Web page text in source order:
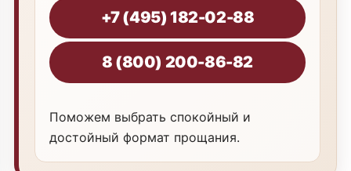
+7 (495) 182-02-88
8 (800) 200-86-82
Поможем выбрать спокойный и
достойный формат прощания.